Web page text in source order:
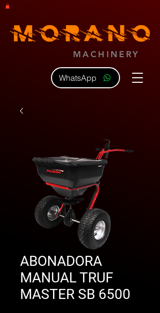
MACHINERY
WhatsApp
ABONADORA
MANUAL TRUF
MASTER SB 6500